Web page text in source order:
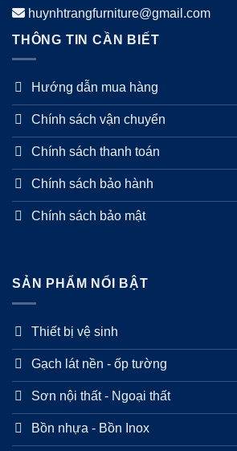
huynhtrangfurniture@gmail.com
THÔNG TIN CẦN BIẾT
Hướng dẫn mua hàng
Chính sách vận chuyển
Chính sách thanh toán
Chính sách bảo hành
Chính sách bảo mật
SẢN PHẨM NỔI BẬT
Thiết bị vệ sinh
Gạch lát nền - ốp tường
Sơn nội thất - Ngoại thất
Bồn nhựa - Bồn Inox